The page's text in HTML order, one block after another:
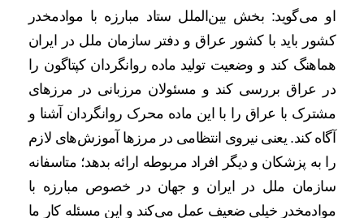
او می‌گوید: بخش بین‌الملل ستاد مبارزه با موادمخدر
کشور باید با کشور عراق و دفتر سازمان ملل در ایران
هماهنگ کند و وضعیت تولید ماده روانگردان کپتاگون را
در عراق بررسی کند و مسئولان مرزبانی در مرزهای
مشترک با عراق را با این ماده محرک روانگردان آشنا و
آگاه کند. یعنی نیروی انتظامی در مرزها آموزش‌های لازم
را به پزشکان و دیگر افراد مربوطه ارائه بدهد؛ متاسفانه
سازمان ملل در ایران و جهان در خصوص مبارزه‌ با
موادمخدر خیلی ضعیف عمل می‌کند و این مسئله کار ما